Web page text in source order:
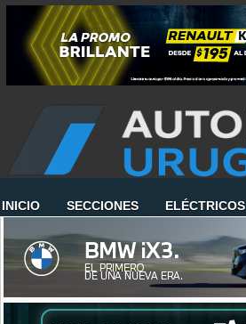
INICIO SECCIONES ELÉCTRICOS